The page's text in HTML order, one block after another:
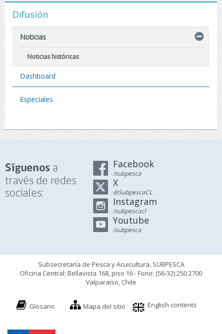
Difusión
Noticias
Noticias históricas
Dashboard
Especiales
Síguenos a
través de redes
sociales:
Facebook
/subpesca
X
@SubpescaCL
Instagram
/subpescacl
Youtube
/subpesca
Subsecretaría de Pesca y Acuicultura, SUBPESCA
Oficina Central: Bellavista 168, piso 16 - Fono: (56-32) 250 2700
Valparaíso, Chile
Glosario Mapa del sitio English contents